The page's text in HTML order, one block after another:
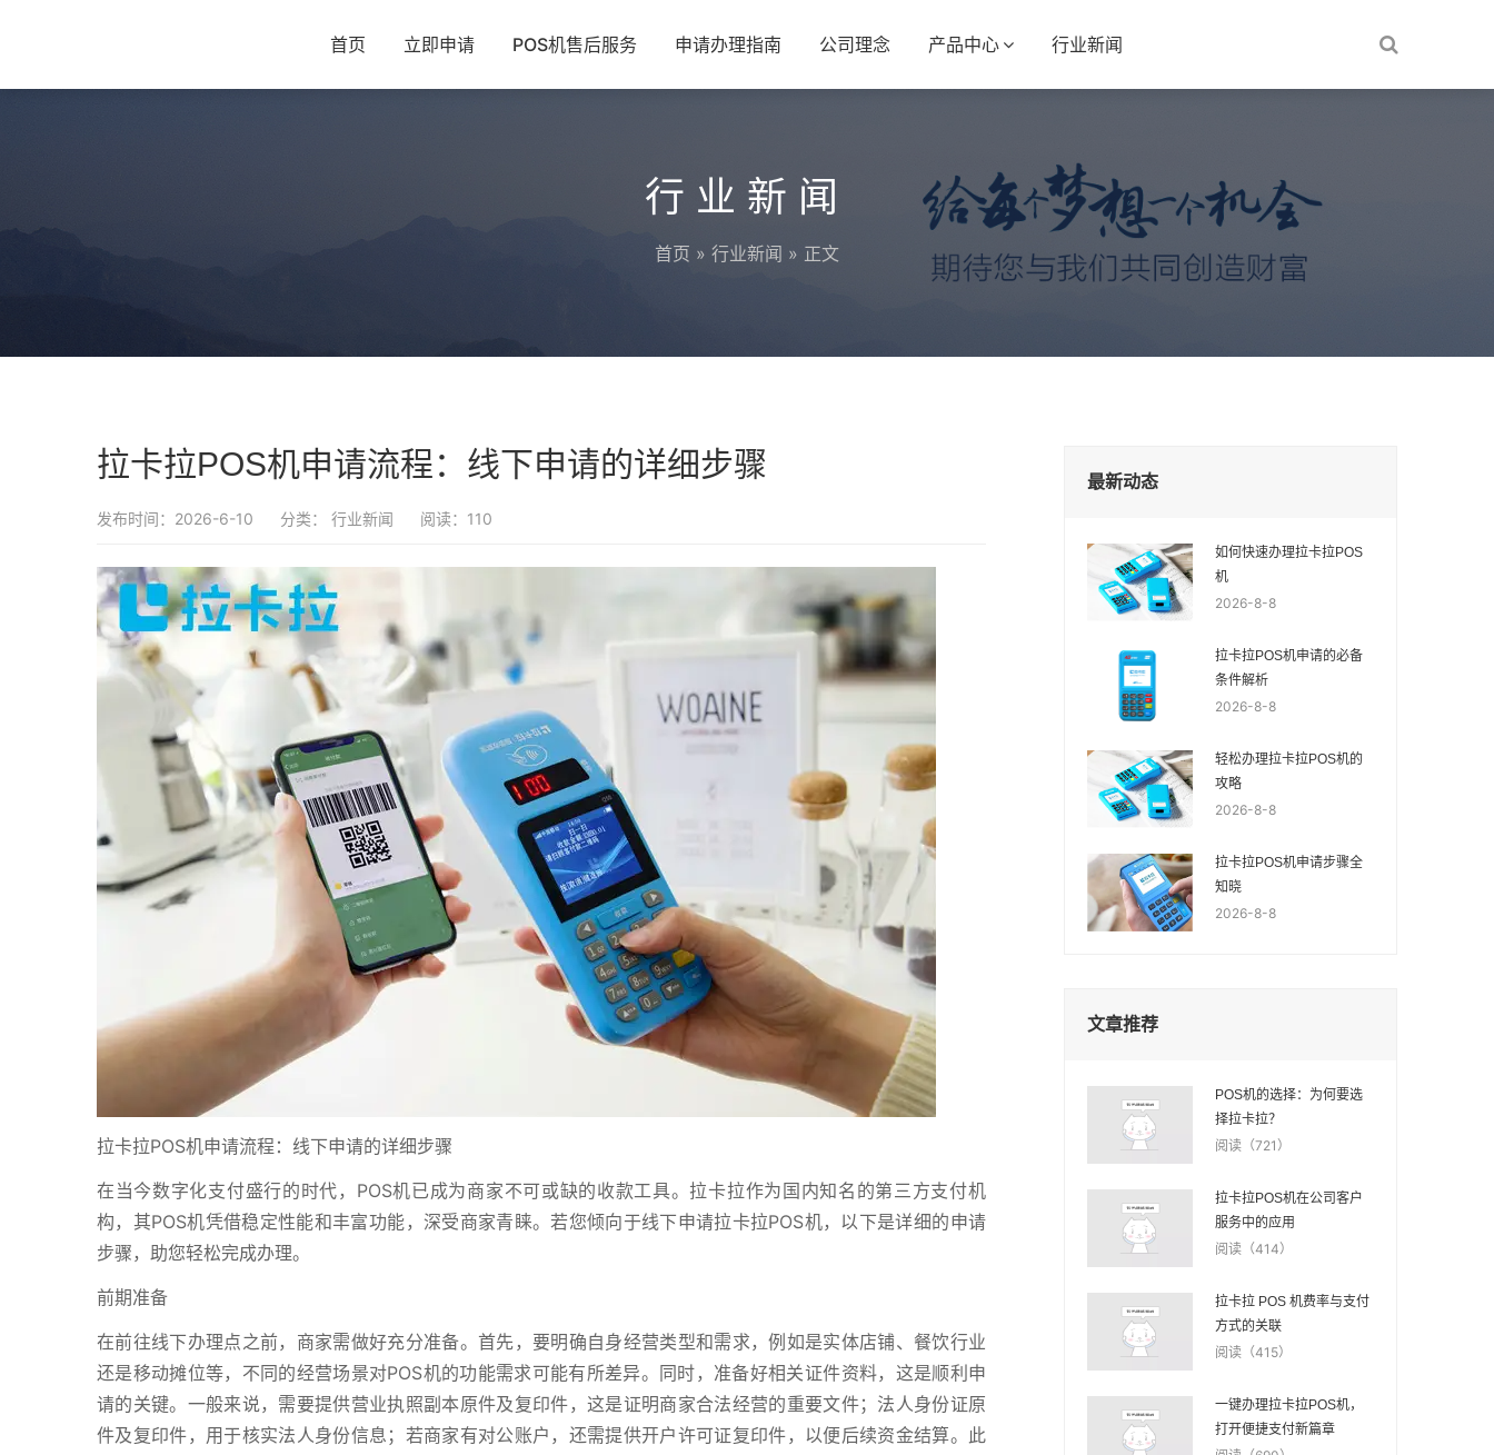
首页 立即申请 POS机售后服务 申请办理指南 公司理念 产品中心 行业新闻
行业新闻
首页 » 行业新闻 » 正文
拉卡拉POS机申请流程：线下申请的详细步骤
发布时间：2026-6-10 分类： 行业新闻 阅读：110
拉卡拉POS机申请流程：线下申请的详细步骤
在当今数字化支付盛行的时代，POS机已成为商家不可或缺的收款工具。拉卡拉作为国内知名的第三方支付机
构，其POS机凭借稳定性能和丰富功能，深受商家青睐。若您倾向于线下申请拉卡拉POS机，以下是详细的申请
步骤，助您轻松完成办理。
前期准备
在前往线下办理点之前，商家需做好充分准备。首先，要明确自身经营类型和需求，例如是实体店铺、餐饮行业
还是移动摊位等，不同的经营场景对POS机的功能需求可能有所差异。同时，准备好相关证件资料，这是顺利申
请的关键。一般来说，需要提供营业执照副本原件及复印件，这是证明商家合法经营的重要文件；法人身份证原
件及复印件，用于核实法人身份信息；若商家有对公账户，还需提供开户许可证复印件，以便后续资金结算。此
最新动态
如何快速办理拉卡拉POS
机
2026-8-8
拉卡拉POS机申请的必备
条件解析
2026-8-8
轻松办理拉卡拉POS机的
攻略
2026-8-8
拉卡拉POS机申请步骤全
知晓
2026-8-8
文章推荐
POS机的选择：为何要选
择拉卡拉？
阅读（721）
拉卡拉POS机在公司客户
服务中的应用
阅读（414）
拉卡拉 POS 机费率与支付
方式的关联
阅读（415）
一键办理拉卡拉POS机，
打开便捷支付新篇章